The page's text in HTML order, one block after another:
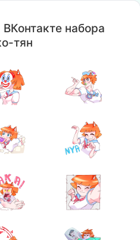
набора
тян